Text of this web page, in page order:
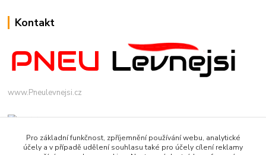
Kontakt
www.Pneulevnejsi.cz
Pro základní funkčnost, zpříjemnění používání webu, analytické
účely a v případě udělení souhlasu také pro účely cílení reklamy